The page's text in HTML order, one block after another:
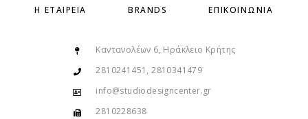
Η ΕΤΑΙΡΕΊΑ BRANDS ΕΠΙΚΟΙΝΩΝΊΑ
Καντανολέων 6, Ηράκλειο Κρήτης
2810241451, 2810341479
info@studiodesigncenter.gr
2810228638